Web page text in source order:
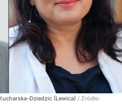
Dziedzic (Lewica) / Źródło: